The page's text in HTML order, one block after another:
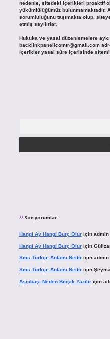
nedenle, sitedeki içerikleri proaktif
yükümlülüğümüz bulunmamaktadır.
sorumluluğunu taşımakta olup,
etmiş sayılırlar.
Hukuka ve yasal düzenlemelere
backlinkpanelicomtr@gmail.com
içerikler yasal süre içerisinde
Son yorumlar
Hangi Ay Hangi Burç Oluriçin admin
Hangi Ay Hangi Burç Oluriçin
Sms Türkçe Anlamı Nediriçin admin
Sms Türkçe Anlamı Nediriçin Şeyma
Aşçıbaşı Neden Bitişik Yazılıriçin